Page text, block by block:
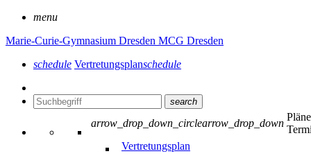
menu
Marie-Curie-Gymnasium Dresden MCG Dresden
schedule Vertretungsplanschedule
search
arrow_drop_down_circlearrow_drop_down
Vertretungsplan